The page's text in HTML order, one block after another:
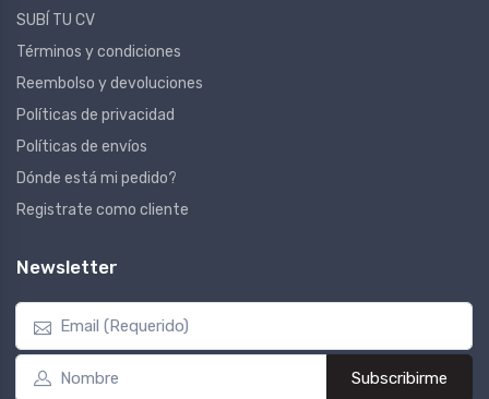
SUBÍ TU CV
Términos y condiciones
Reembolso y devoluciones
Políticas de privacidad
Políticas de envíos
Dónde está mi pedido?
Registrate como cliente
Newsletter
Subscribirme